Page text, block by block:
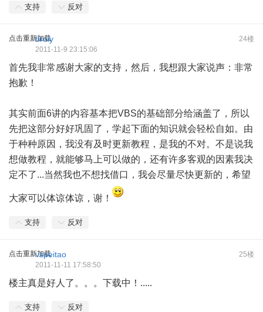
支持 反对
点击重新加载 24楼
broly
2011-11-9 23:15:06
首先我非常感谢大家的支持，然后，我想跟大家说声：非常
抱歉！
其实前面6讲的内容基本把VBS的基础部分给涵盖了，所以
先把这部分好好巩固了，学起下面的知识就会轻松自如。由
于种种原因，我没有及时更新教程，是我的不对。不是说我
想做教程，就能够马上可以做的，还有许多客观的因素我决
定不了...当然我也不想找借口，我会尽量尽快更新的，希望
大家可以体谅体谅，谢！
支持 反对
点击重新加载 25楼
vspeitao
2011-11-11 17:58:50
楼主真是好人了。。。下载中！.....
支持 反对